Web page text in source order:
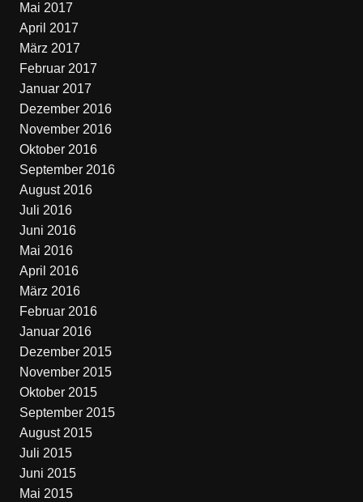
Mai 2017
April 2017
März 2017
Februar 2017
Januar 2017
Dezember 2016
November 2016
Oktober 2016
September 2016
August 2016
Juli 2016
Juni 2016
Mai 2016
April 2016
März 2016
Februar 2016
Januar 2016
Dezember 2015
November 2015
Oktober 2015
September 2015
August 2015
Juli 2015
Juni 2015
Mai 2015